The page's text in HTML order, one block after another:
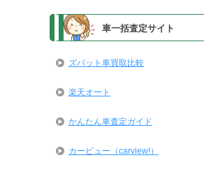
車一括査定サイト
ズバット車買取比較
楽天オート
かんたん車査定ガイド
カービュー（carview!）